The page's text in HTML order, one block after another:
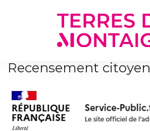
Recensement citoyen